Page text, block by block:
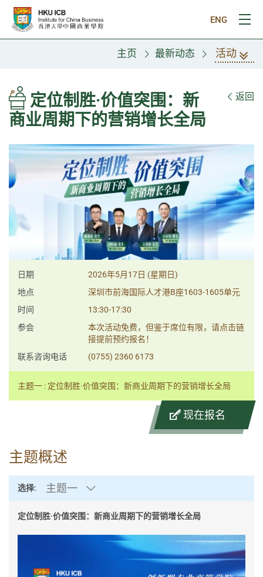
跳往主要内容
ENG
打
主页 最新动态 活动
定位制胜·价值突围：新
商业周期下的营销增长全局
返回
日期
2026年5月17日 (星期日)
地点
深圳市前海国际人才港B座1603-1605单元
时间
13:30-17:30
参会
本次活动免费，但鉴于席位有限，请点击链
接提前预约报名！
联系咨询电话
(0755) 2360 6173
主题一 : 定位制胜·价值突围：新商业周期下的营销增长全局
现在报名
主题概述
选择: 主题一
定位制胜·价值突围：新商业周期下的营销增长全局